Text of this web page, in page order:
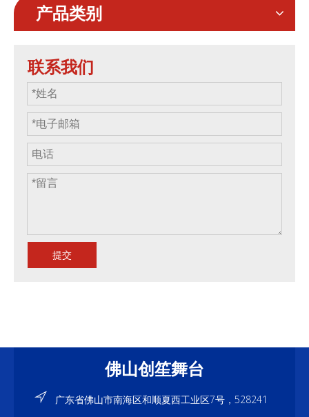
产品类别
联系我们
提交
佛山创笙舞台
广东省佛山市南海区和顺夏西工业区7号，528241